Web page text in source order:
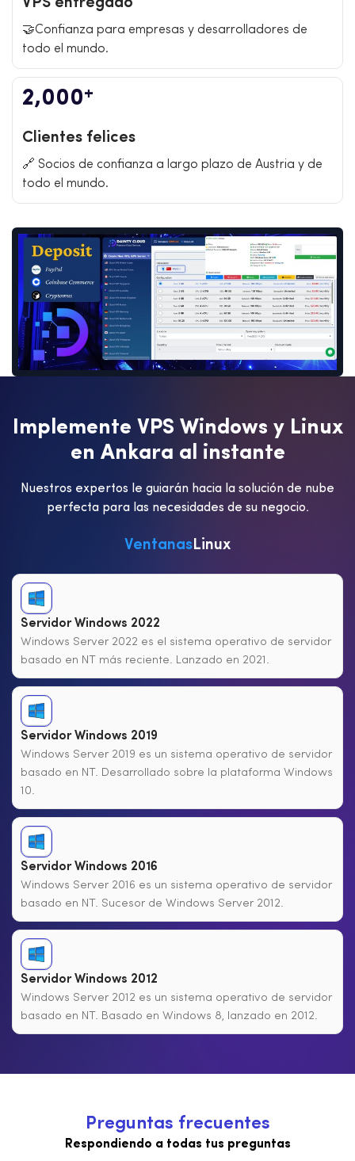
🤝Confianza para empresas y desarrolladores de
todo el mundo.
2,000+
Clientes felices
🔗 Socios de confianza a largo plazo de Austria y de
todo el mundo.
Implemente VPS Windows y Linux
en Ankara al instante
Nuestros expertos le guiarán hacia la solución de nube
perfecta para las necesidades de su negocio.
Ventanas Linux
Servidor Windows 2022
Windows Server 2022 es el sistema operativo de servidor
basado en NT más reciente. Lanzado en 2021.
Servidor Windows 2019
Windows Server 2019 es un sistema operativo de servidor
basado en NT. Desarrollado sobre la plataforma Windows
10.
Servidor Windows 2016
Windows Server 2016 es un sistema operativo de servidor
basado en NT. Sucesor de Windows Server 2012.
Servidor Windows 2012
Windows Server 2012 es un sistema operativo de servidor
basado en NT. Basado en Windows 8, lanzado en 2012.
Preguntas frecuentes
Respondiendo a todas tus preguntas